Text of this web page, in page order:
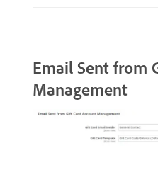
Email Sent from
Management